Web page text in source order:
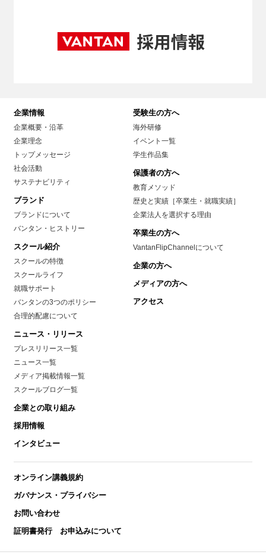
企業情報
企業概要・沿革
企業理念
トップメッセージ
社会活動
サステナビリティ
ブランド
ブランドについて
バンタン・ヒストリー
スクール紹介
スクールの特徴
スクールライフ
就職サポート
バンタンの3つのポリシー
合理的配慮について
ニュース・リリース
プレスリリース一覧
ニュース一覧
メディア掲載情報一覧
スクールブログ一覧
企業との取り組み
採用情報
インタビュー
受験生の方へ
海外研修
イベント一覧
学生作品集
保護者の方へ
教育メソッド
歴史と実績［卒業生・就職実績］
企業法人を選択する理由
卒業生の方へ
VantanFlipChannelについて
企業の方へ
メディアの方へ
アクセス
オンライン講義規約
ガバナンス・プライバシー
お問い合わせ
証明書発行 お申込みについて